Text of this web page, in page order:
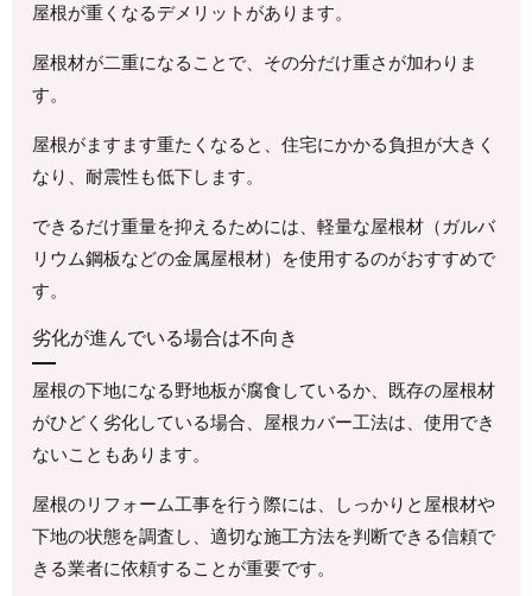
屋根が重くなるデメリットがあります。
屋根材が二重になることで、その分だけ重さが加わりま
す。
屋根がますます重たくなると、住宅にかかる負担が大きく
なり、耐震性も低下します。
できるだけ重量を抑えるためには、軽量な屋根材（ガルバ
リウム鋼板などの金属屋根材）を使用するのがおすすめで
す。
劣化が進んでいる場合は不向き
屋根の下地になる野地板が腐食しているか、既存の屋根材
がひどく劣化している場合、屋根カバー工法は、使用でき
ないこともあります。
屋根のリフォーム工事を行う際には、しっかりと屋根材や
下地の状態を調査し、適切な施工方法を判断できる信頼で
きる業者に依頼することが重要です。